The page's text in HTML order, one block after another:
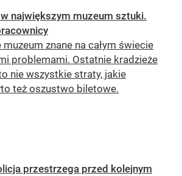
największym muzeum sztuki.
znane na całym świecie
problemami. Ostatnie kradzieże
nie wszystkie straty, jakie
też oszustwo biletowe.
przestrzega przed kolejnym